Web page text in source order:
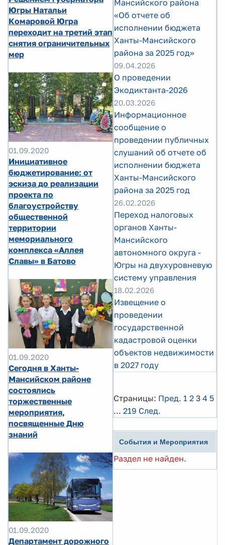
Югры Натальи
Комаровой Югра
переходит на третий этап
снятия ограничительных
мер
01.09.2020
Инициативное
бюджетирование: от
эскиза до реализации
проекта по
благоустройству
общественной
территории
мемориального
комплекса «Аллея
Славы» в Батово
01.09.2020
Сегодня в Ханты-
Мансийском районе
состоялись
торжественные
мероприятия,
посвященные Дню
знаний
01.09.2020
Департамент дорожного
Мансийского района
«Об отчете об
исполнении бюджета
Ханты-Мансийского
района за 2025 год»
09.04.2026
О проведении
Экодиктанта-2026
20.03.2026
Информационное
сообщение о
проведении публичных
слушаний об отчете об
исполнении бюджета
Ханты-Мансийского
района за 2025 год
26.02.2026
Переход налоговых
органов Ханты-
Мансийского
автономного округа -
Югры на двухуровневую
систему управления
18.02.2026
Извещение о
проведении
государственной
кадастровой оценки
объектов недвижимости
в 2027 году
Страницы: Пред. 1 2 3 4 5
... 219 След.
События и Мероприятия
Раздел не найден.